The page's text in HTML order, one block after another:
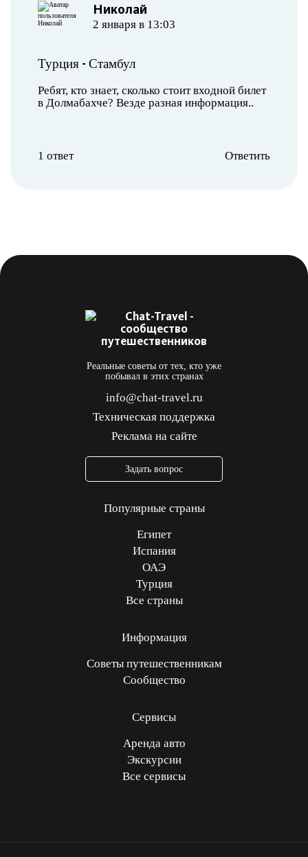
Николай
2 января в 13:03
Турция - Стамбул
Ребят, кто знает, сколько стоит входной билет
в Долмабахче? Везде разная информация..
1 ответ Ответить
Реальные советы от тех, кто уже
побывал в этих странах
info@chat-travel.ru
Техническая поддержка
Реклама на сайте
Задать вопрос
Популярные страны
Египет
Испания
ОАЭ
Турция
Все страны
Информация
Советы путешественникам
Сообщество
Сервисы
Аренда авто
Экскурсии
Все сервисы